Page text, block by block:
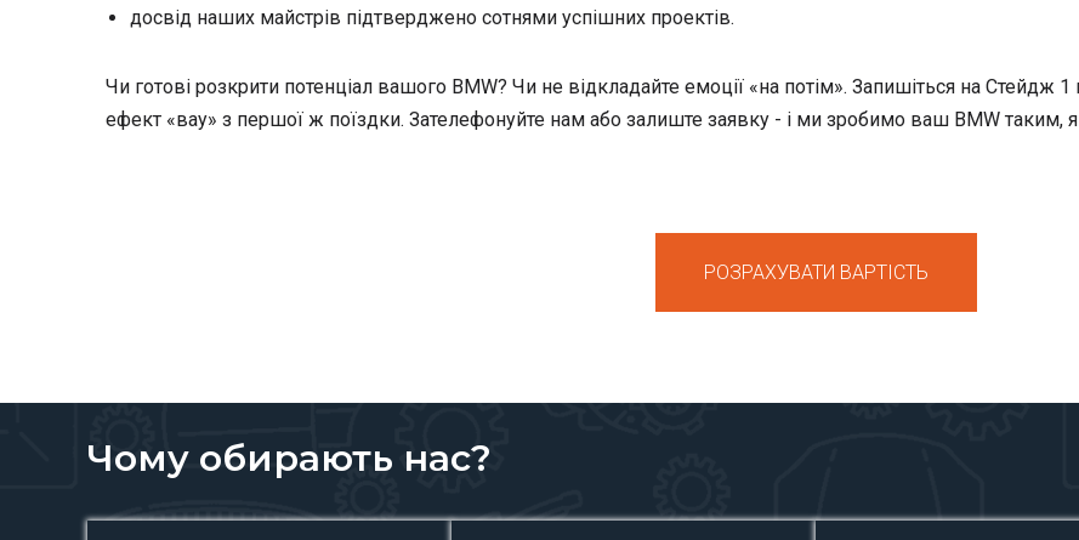
досвід наших майстрів підтверджено сотнями успішних проектів.
Чи готові розкрити потенціал вашого BMW? Чи не відкладайте емоції «на потім». Запишіться на Стейдж
ефект «вау» з першої ж поїздки. Зателефонуйте нам або залиште заявку - і ми зробимо ваш BMW
РОЗРАХУВАТИ ВАРТІСТЬ
Чому обирають нас?